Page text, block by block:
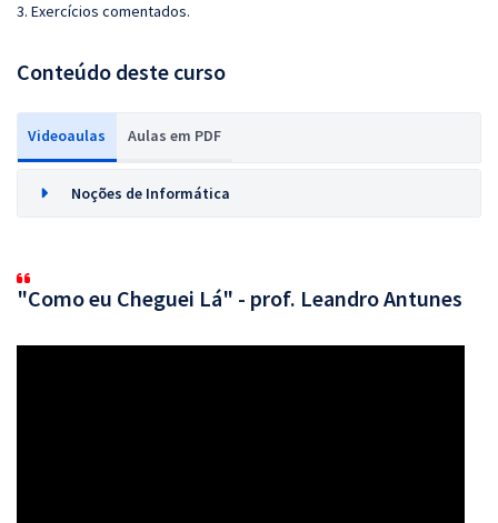
3. Exercícios comentados.
Conteúdo deste curso
Videoaulas Aulas em PDF
Noções de Informática
"Como eu Cheguei Lá" - prof. Leandro Antunes